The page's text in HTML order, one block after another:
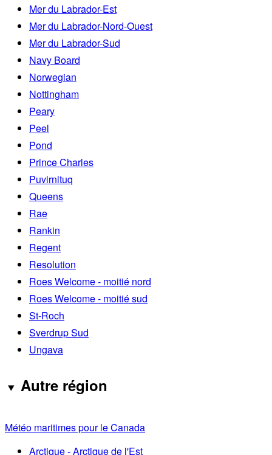
Mer du Labrador-Est
Mer du Labrador-Nord-Ouest
Mer du Labrador-Sud
Navy Board
Norwegian
Nottingham
Peary
Peel
Pond
Prince Charles
Puvirnituq
Queens
Rae
Rankin
Regent
Resolution
Roes Welcome - moitié nord
Roes Welcome - moitié sud
St-Roch
Sverdrup Sud
Ungava
Autre région
Météo maritimes pour le Canada
Arctique - Arctique de l'Est